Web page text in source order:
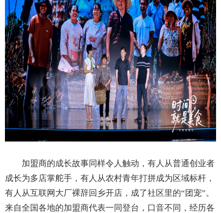
加盟商的成长故事同样令人触动，有人从普通创业者
成长为多店掌舵手，有人从农村青年打拼成为区域标杆，
有人从互联网大厂裸辞回乡开店，成了社区里的“团宠”。
来自全国各地的加盟商代表一同登台，口音不同，经历各